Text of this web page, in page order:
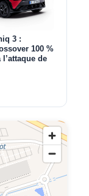
3 :
100 %
de